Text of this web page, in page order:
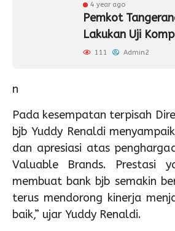
4 year ago
Pemkot
Lakukan Uji
111 Admin2
n
Pada kesempatan terpisah
bjb Yuddy Renaldi
dan apresiasi atas
Valuable Brands. Prestasi
membuat bank bjb semakin
terus mendorong kinerja
baik,” ujar Yuddy Renaldi.